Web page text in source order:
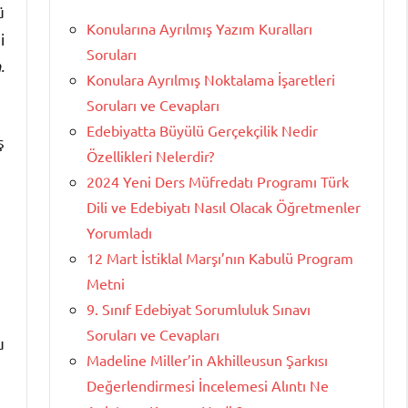
Konularına Ayrılmış Yazım Kuralları
Soruları
Konulara Ayrılmış Noktalama İşaretleri
Soruları ve Cevapları
Edebiyatta Büyülü Gerçekçilik Nedir
Özellikleri Nelerdir?
2024 Yeni Ders Müfredatı Programı Türk
Dili ve Edebiyatı Nasıl Olacak Öğretmenler
Yorumladı
12 Mart İstiklal Marşı’nın Kabulü Program
Metni
9. Sınıf Edebiyat Sorumluluk Sınavı
Soruları ve Cevapları
Madeline Miller’in Akhilleusun Şarkısı
Değerlendirmesi İncelemesi Alıntı Ne